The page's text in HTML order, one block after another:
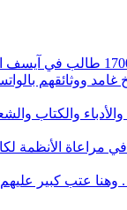
ووثائقهم
والكتاب
مراعاة الأنظمة
عتب كبير